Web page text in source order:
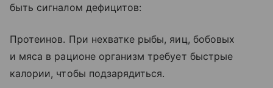
быть сигналом дефицитов:
Протеинов. При нехватке рыбы, яиц, бобовых
и мяса в рационе организм требует быстрые
калории, чтобы подзарядиться.